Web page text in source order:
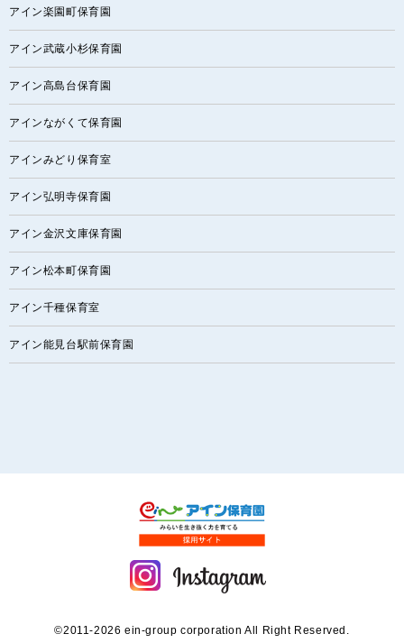
アイン楽園町保育園
アイン武蔵小杉保育園
アイン高島台保育園
アインながくて保育園
アインみどり保育室
アイン弘明寺保育園
アイン金沢文庫保育園
アイン松本町保育園
アイン千種保育室
アイン能見台駅前保育園
©2011-2026 ein-group corporation All Right Reserved.